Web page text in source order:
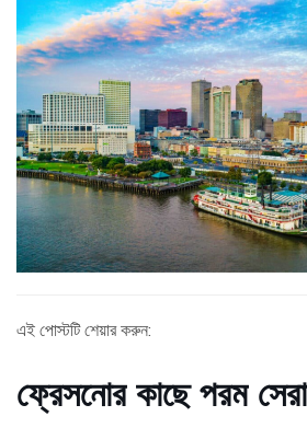
এই পোস্টটি শেয়ার করুন:
ফ্রেসনোর কাছে পরম